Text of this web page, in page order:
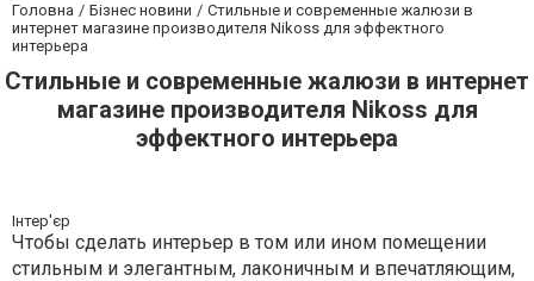
Головна Бізнес новини
Стильные и современные жалюзи в
интернет магазине производителя Nikoss для эффектного
интерьера
Стильные и современные жалюзи в интернет
магазине производителя Nikoss для
эффектного интерьера
Інтер'єр
Чтобы сделать интерьер в том или ином помещении
стильным и элегантным, лаконичным и впечатляющим,